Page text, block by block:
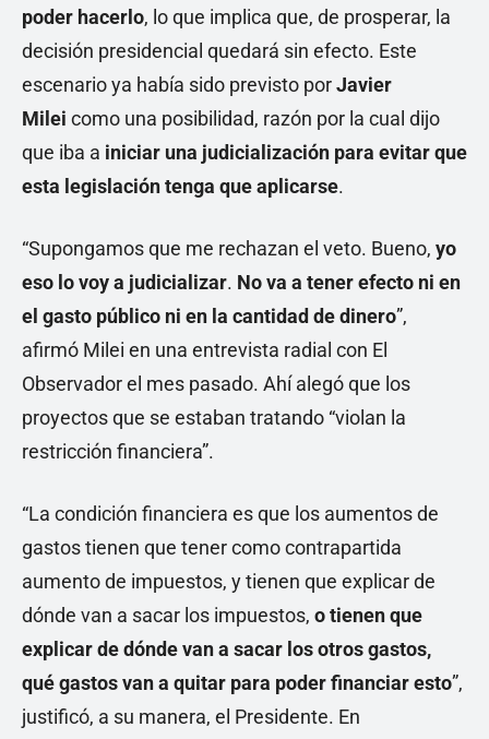
poder hacerlo, lo que implica que, de prosperar, la
decisión presidencial quedará sin efecto. Este
escenario ya había sido previsto porJavier
Milei como una posibilidad, razón por la cual dijo
que iba a iniciar una judicialización para evitar que
esta legislación tenga que aplicarse.
“Supongamos que me rechazan el veto. Bueno, yo
eso lo voy a judicializar. No va a tener efecto ni en
el gasto público ni en la cantidad de dinero”,
afirmó Milei en una entrevista radial con El
Observador el mes pasado. Ahí alegó que los
proyectos que se estaban tratando “violan la
restricción financiera”.
“La condición financiera es que los aumentos de
gastos tienen que tener como contrapartida
aumento de impuestos, y tienen que explicar de
dónde van a sacar los impuestos, o tienen que
explicar de dónde van a sacar los otros gastos,
qué gastos van a quitar para poder financiar esto”,
justificó, a su manera, el Presidente. En